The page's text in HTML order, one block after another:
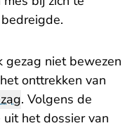
gezag niet bewezen
onttrekken van
. Volgens de
het dossier van